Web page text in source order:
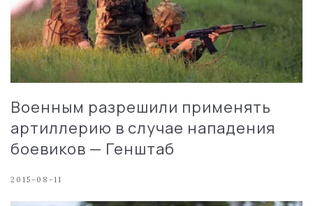
Военным разрешили применять
артиллерию в случае нападения
боевиков — Генштаб
2015-08-11